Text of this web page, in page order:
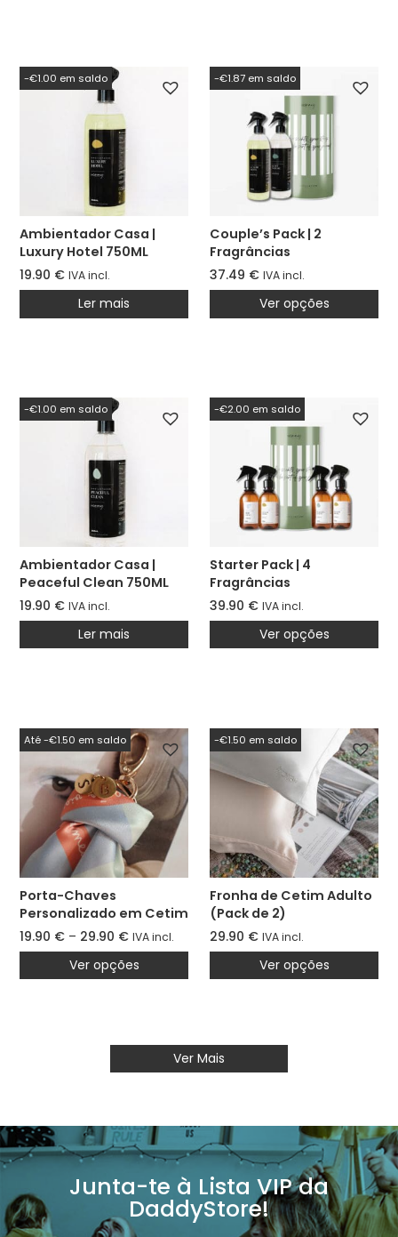
Ambientador Casa |
Luxury Hotel 750ML
(antigo Paris)
19.90 € IVA incl.
-€1.00 em saldo
Ler mais
Couple’s Pack | 2
Fragrâncias
37.49 € IVA incl.
-€1.87 em saldo
Ver opções
Ambientador Casa |
Peaceful Clean 750ML
(antigo Bebé) | Fórmula
Melhorada
19.90 € IVA incl.
-€1.00 em saldo
Ler mais
Starter Pack | 4
Fragrâncias
39.90 € IVA incl.
-€2.00 em saldo
Ver opções
Porta-Chaves
Personalizado em Cetim
– O Meu Coração Viaja
Contigo
19.90 € – 29.90 € IVA incl.
Até -€1.50 em saldo
Ver opções
Fronha de Cetim Adulto
(Pack de 2)
29.90 € IVA incl.
-€1.50 em saldo
Ver opções
Ver Mais
Junta-te à Lista VIP da
DaddyStore!